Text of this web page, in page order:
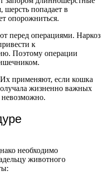
попадает в
опорожниться.
перед операциями. Наркоз
к
Поэтому операции
применяют, если кошка
жизненно важных
невозможно.
необходимо
животного